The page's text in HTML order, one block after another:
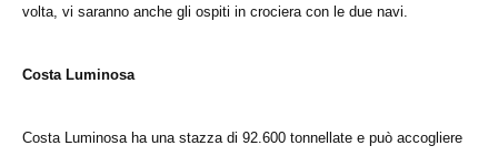
volta, vi saranno anche gli ospiti in crociera con le due navi.
Costa Luminosa
Costa Luminosa ha una stazza di 92.600 tonnellate e può accogliere